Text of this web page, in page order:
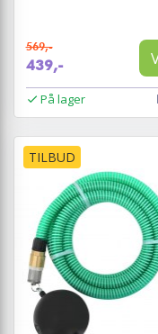
569,-
439,-
På lager
TILBUD